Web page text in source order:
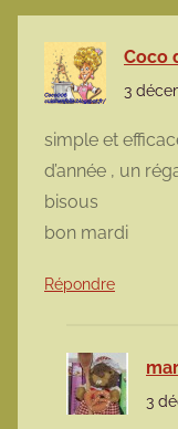
Coco
3
simple et
d’année , un
bisous
bon mardi
Répondre
3